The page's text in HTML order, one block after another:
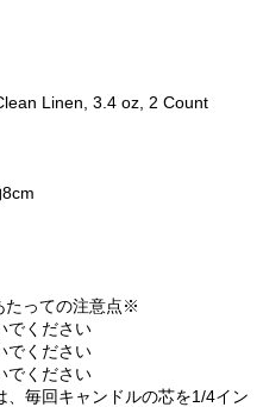
Linen, 3.4 oz, 2 Count
たっての注意点※
でください
でください
でください
、毎回キャンドルの芯を1/4イン